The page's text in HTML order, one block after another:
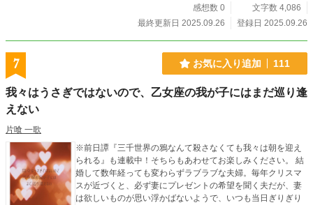
感想数 0
文字数 4,086
最終更新日 2025.09.26
登録日 2025.09.26
7 お気に入り追加 111
我々はうさぎではないので、乙女座の我が子にはまだ巡り逢
えない
片喰 一歌
※前日譚『三千世界の鴉なんて殺さなくても我々は朝を迎え
られる』も連載中！そちらもあわせてお楽しみください。 結
婚して数年経っても変わらずラブラブな夫婦。毎年クリスマ
スが近づくと、必ず妻にプレゼントの希望を聞く夫だが、妻
は欲しいものが思い浮かばないようで、いつも当日ぎりぎり